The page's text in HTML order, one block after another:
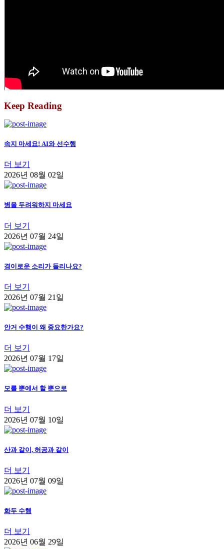
Keep Reading
속지 마세요! AI와 선수행
더 보기
2026년 08월 02일
병을 두려워하지 마세요
더 보기
2026년 07월 24일
경이로운 소리가 들리나요?
더 보기
2026년 07월 21일
안거 수행이 왜 중요한가요?
더 보기
2026년 07월 17일
모를 뿐에서 할 뿐으로
더 보기
2026년 07월 10일
산과 같이, 허공과 같이
더 보기
2026년 07월 09일
화두 수행
더 보기
2026년 06월 29일